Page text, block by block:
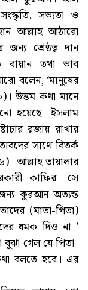
সভ্যতা ও
আল্লাহ আঠারো
শ্রেষ্ঠত্ব দান
বায়ান তথা ভাব
বলেন, ‘মানুষের
উত্তম কথা মানে
হয়েছে। ইসলাম
রজায় রাখার
সাথে বিতর্ক
আল্লাহ তায়ালার
কাফির। সে
জন্য কুরআন অত্যন্ত
(মাতা-পিতা)
ধমক দিও না।’
গেল যে পিতা-
বলতে হবে। এর